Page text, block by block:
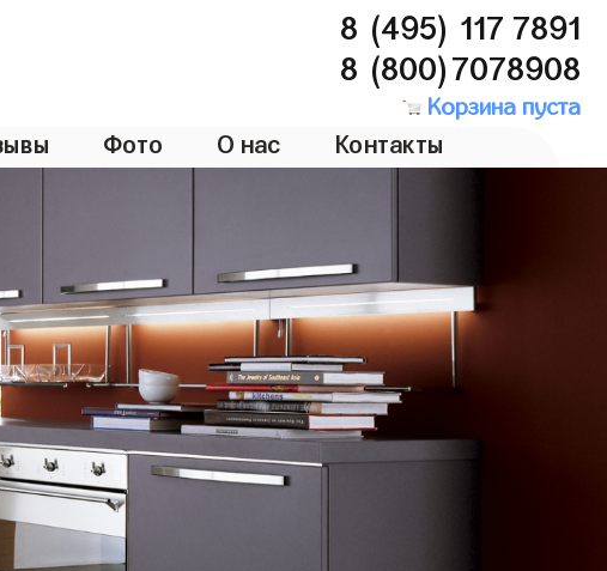
8 (495) 117 7891
8 (800)7078908
Корзина пуста
Фото О нас Контакты